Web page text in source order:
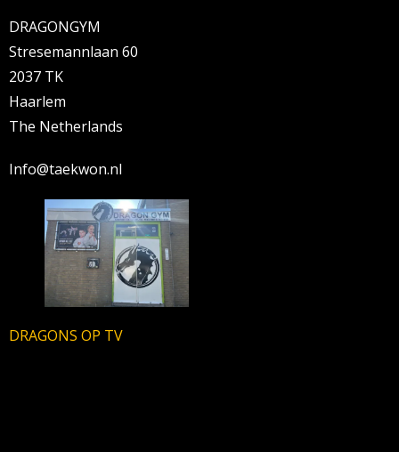
DRAGONGYM
Stresemannlaan 60
2037 TK
Haarlem
The Netherlands
Info@taekwon.nl
DRAGONS OP TV